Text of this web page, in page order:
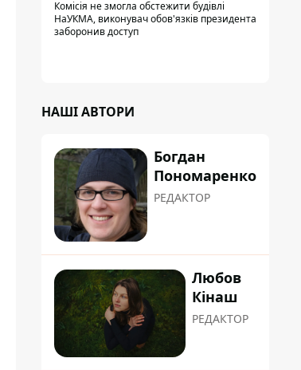
комісію з охорони пам'яток
на територію
Комісія не змогла обстежити будівлі
НаУКМА, виконувач обов'язків президента
заборонив доступ
НАШІ АВТОРИ
Богдан
Пономаренко
РЕДАКТОР
Любов
Кінаш
РЕДАКТОР